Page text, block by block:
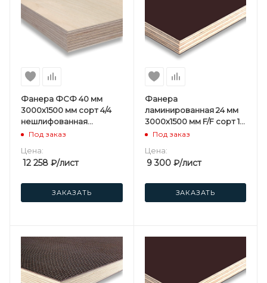
Фанера ФСФ 40 мм
3000х1500 мм сорт 4/4
нешлифованная
березовая
Под заказ
Цена:
12 258 ₽/лист
ЗАКАЗАТЬ
Фанера
ламинированная 24 мм
3000х1500 мм F/F сорт 1/1
березовая
Под заказ
Цена:
9 300₽/лист
ЗАКАЗАТЬ